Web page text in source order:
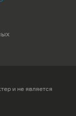
и не является